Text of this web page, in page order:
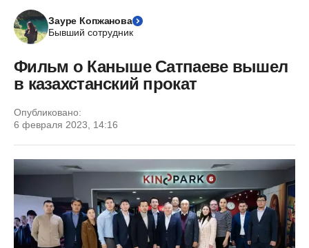
Зауре Копжанова
Бывший сотрудник
Фильм о Каныше Сатпаеве вышел
в казахстанский прокат
Опубликовано:
6 февраля 2023, 14:16